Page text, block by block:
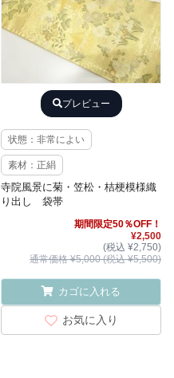
プレビュー
状態：非常によい
素材：正絹
寺院風景に菊・笠松・桔梗模様織
り出し 袋帯
期間限定50％OFF！
¥2,500
(税込 ¥2,750)
通常価格 ¥5,000 (税込 ¥5,500)
カゴに入れる
お気に入り